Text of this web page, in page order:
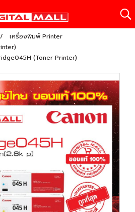
เครื่องพิมพ์ Printer
(Toner Printer)